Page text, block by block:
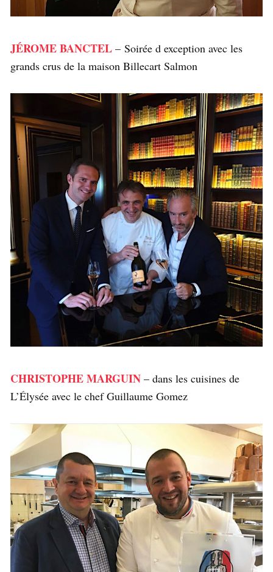
JÉROME BANCTEL – Soirée d exception avec les
grands crus de la maison Billecart Salmon
CHRISTOPHE MARGUIN – dans les cuisines de
L’Élysée avec le chef Guillaume Gomez